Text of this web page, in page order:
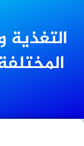
التغذية